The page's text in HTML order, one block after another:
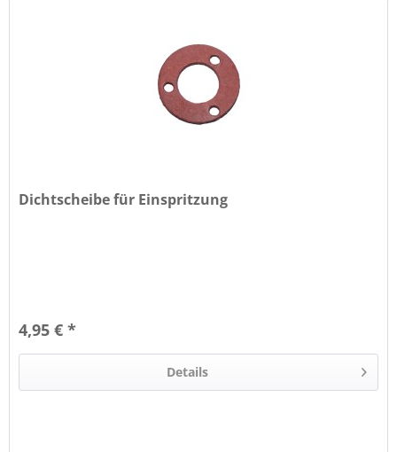
Dichtscheibe für Einspritzung
4,95 € *
Details